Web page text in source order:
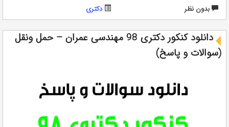
بدون نظر
دکتری
دانلود کنکور دکتری 98 مهندسی عمران – حمل ونقل
(سوالات و پاسخ)